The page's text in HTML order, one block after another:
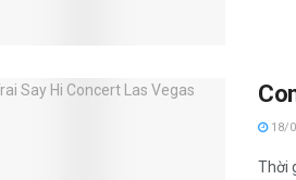
18/
Thời